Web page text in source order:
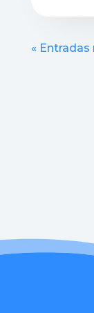
«